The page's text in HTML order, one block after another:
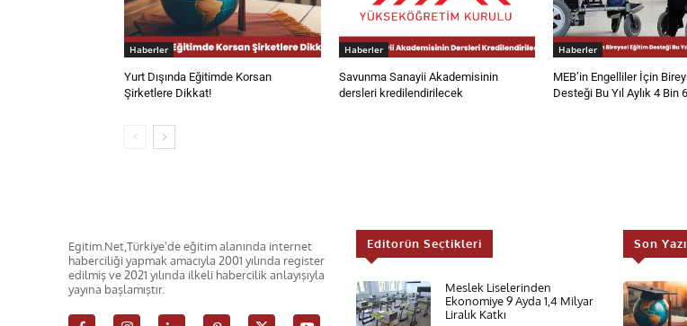
Haberler
Yurt Dışında Eğitimde Korsan
Şirketlere Dikkat!
Haberler
Savunma Sanayii Akademisinin
dersleri kredilendirilecek
Haberler
MEB’in Engelliler İçin
Desteği Bu Yıl Aylık 4 Bin
Egitim.Net,Türkiye’de eğitim alanında internet
haberciliği yapmak amacıyla 2001 yılında register
edilmiş ve 2021 yılında ilkeli habercilik anlayışıyla
yayına başlamıştır.
Editorün Seçtikleri
Meslek Liselerinden
Ekonomiye 9 Ayda 1,4 Milyar
Liralık Katkı
Son